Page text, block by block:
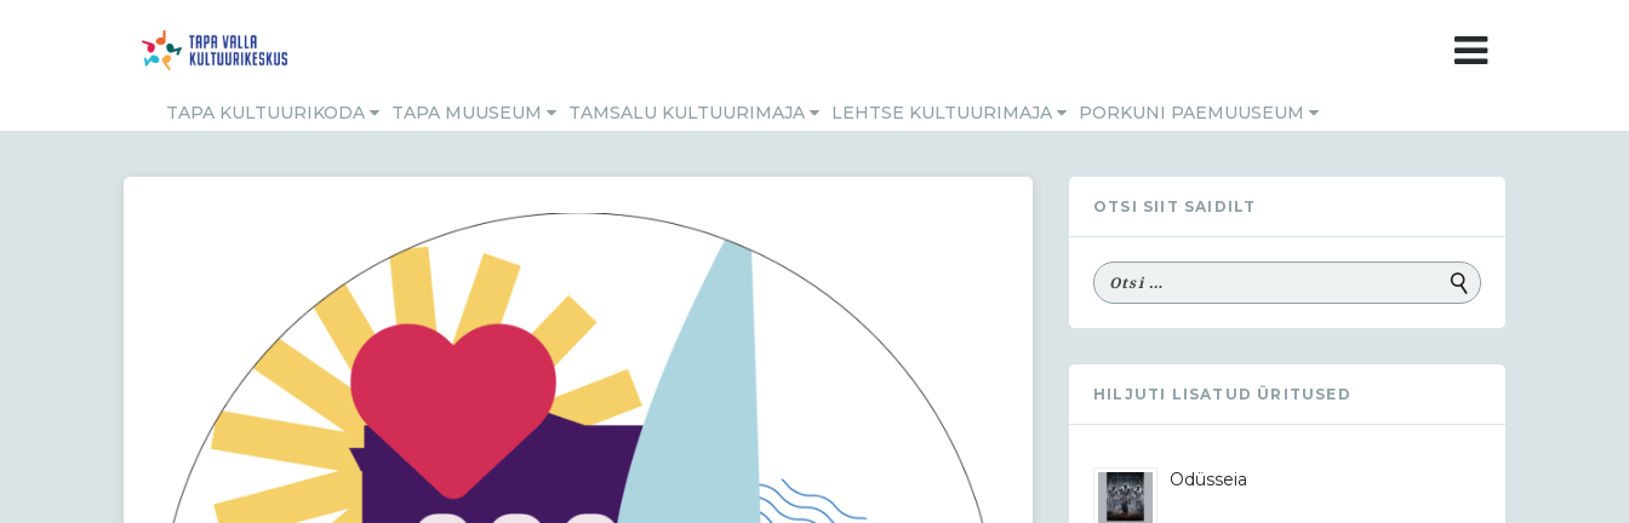
TAPA KULTUURIKODA TAPA MUUSEUM TAMSALU KULTUURIMAJA LEHTSE KULTUURIMAJA PORKUNI PAEMUUSEUM
OTSI SIIT SAIDILT
HILJUTI LISATUD ÜRITUSED
Odüsseia